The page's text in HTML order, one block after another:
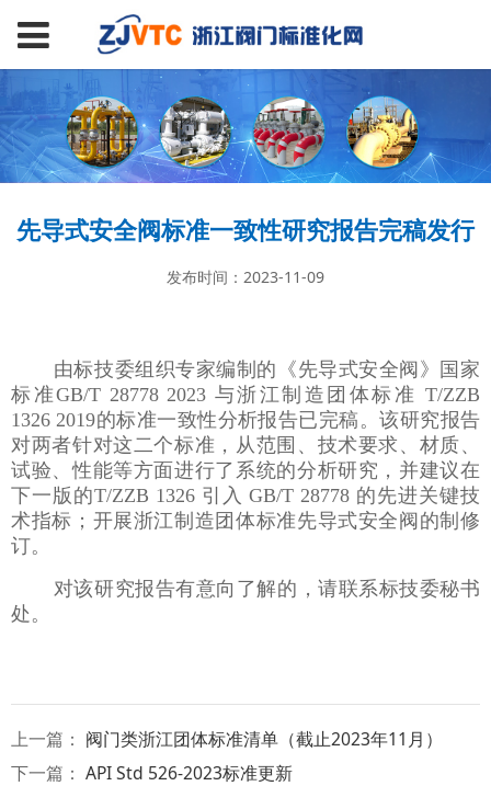
先导式安全阀标准一致性研究报告完稿发行
发布时间：2023-11-09
由标技委组织专家编制的《先导式安全阀》国家
标准GB/T 28778 2023 与浙江制造团体标准 T/ZZB
1326 2019的标准一致性分析报告已完稿。该研究报告
对两者针对这二个标准，从范围、技术要求、材质、
试验、性能等方面进行了系统的分析研究，并建议在
下一版的T/ZZB 1326 引入 GB/T 28778 的先进关键技
术指标；开展浙江制造团体标准先导式安全阀的制修
订。
对该研究报告有意向了解的，请联系标技委秘书
处。
上一篇： 阀门类浙江团体标准清单（截止2023年11月）
下一篇： API Std 526-2023标准更新